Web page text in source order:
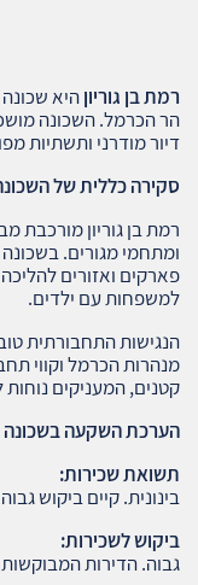
רמת בן גוריוןהיא
הר הכרמל. השכונה
דיור מודרני ותשתיות
סקירה כללית של
רמת בן גוריון מורכבת
ומתחמי מגורים.
פארקים ואזורים
למשפחות עם ילדים.
מנהרות הכרמל וקווי
קטנים, המעניקים נוחות
הערכת השקעה בשכונה
תשואת שכירות:
בינונית. קיים ביקוש
ביקוש לשכירות:
גבוה. הדירות המבוקשות ביותר